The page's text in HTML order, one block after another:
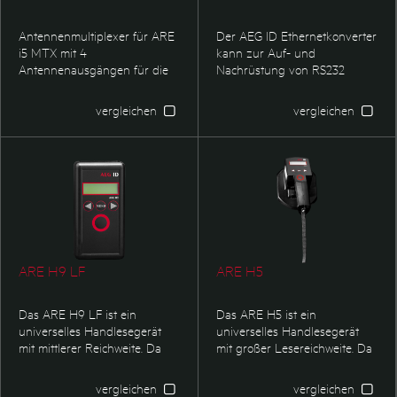
Typische
Anwendungsbeispiele sind
Fertigungssteuerung in der
Automobilmontage,
Müllbehälteridentifikation,
Managementsysteme.
Antennenmultiplexer für ARE
i5 MTX mit 4
Antennenausgängen für die
vergleichen
Der AEG ID Ethernetkonverter
kann zur Auf- und
Nachrüstung von RS232
bestehende Lesegeräte in ein
Ethernetnetzwerk integriert
vergleichen
ARE H9 LF
Das ARE H9 LF ist ein
universelles Handlesegerät
mit mittlerer Reichweite. Da
nach ISO 11784/11785 auch
vergleichen
ARE H5
Das ARE H5 ist ein
universelles Handlesegerät
mit großer Lesereichweite. Da
nach DIN/ISO 11784/11785
vergleichen